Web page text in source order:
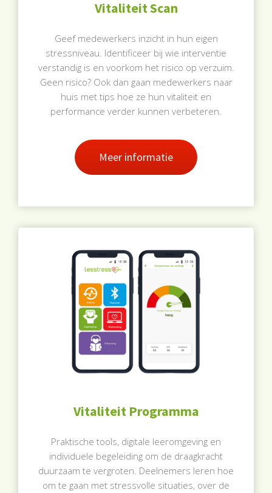
Vitaliteit Scan
Geef medewerkers inzicht in hun eigen
stressniveau. Identificeer bij wie interventie
verstandig is en voorkom het risico op verzuim.
Geen risico? Ook dan gaan medewerkers naar
huis met tips hoe ze hun vitaliteit en
performance verder kunnen verbeteren.
Meer informatie
Vitaliteit Programma
Praktische tools, digitale leeromgeving en
individuele begeleiding om de draagkracht
duurzaam te vergroten. Deelnemers leren hoe
om te gaan met stressvolle situaties, over de